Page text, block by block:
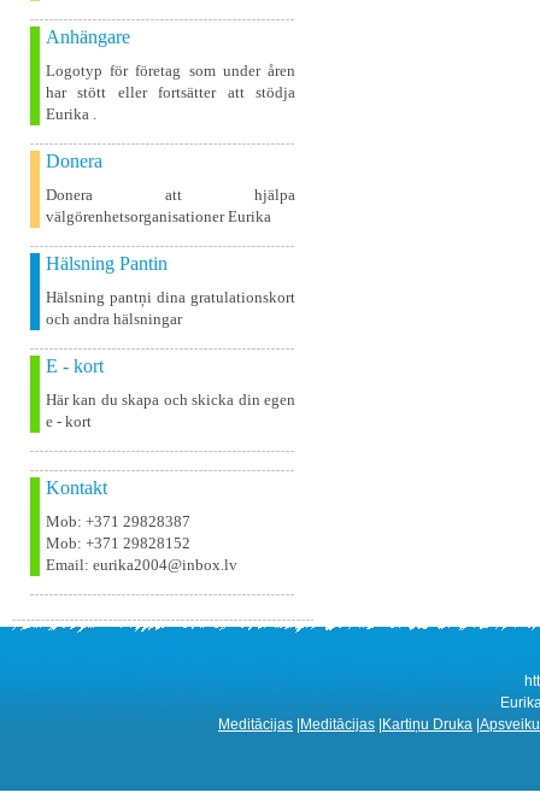
Anhängare
Logotyp för företag som under åren
har stött eller fortsätter att stödja
Eurika .
Donera
Donera att hjälpa
välgörenhetsorganisationer Eurika
Hälsning Pantin
Hälsning pantņi dina gratulationskort
och andra hälsningar
E - kort
Här kan du skapa och skicka din egen
e - kort
Kontakt
Mob: +371 29828387
Mob: +371 29828152
Email: eurika2004@inbox.lv
Meditācijas Meditācijas Kartiņu Druka